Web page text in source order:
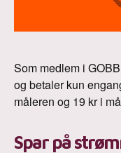
Som medlem i
og betaler kun
måleren og 19 kr i
Spar på